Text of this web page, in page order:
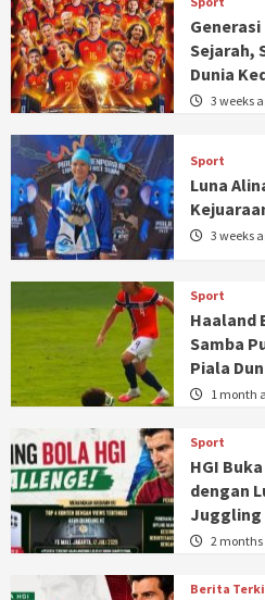
Generasi
Sejarah,
Dunia
3 weeks
Sport
Luna
3 weeks
Sport
Haaland
Samba
Piala
1 month
Sport
HGI
dengan
Juggling
2 months
Berita